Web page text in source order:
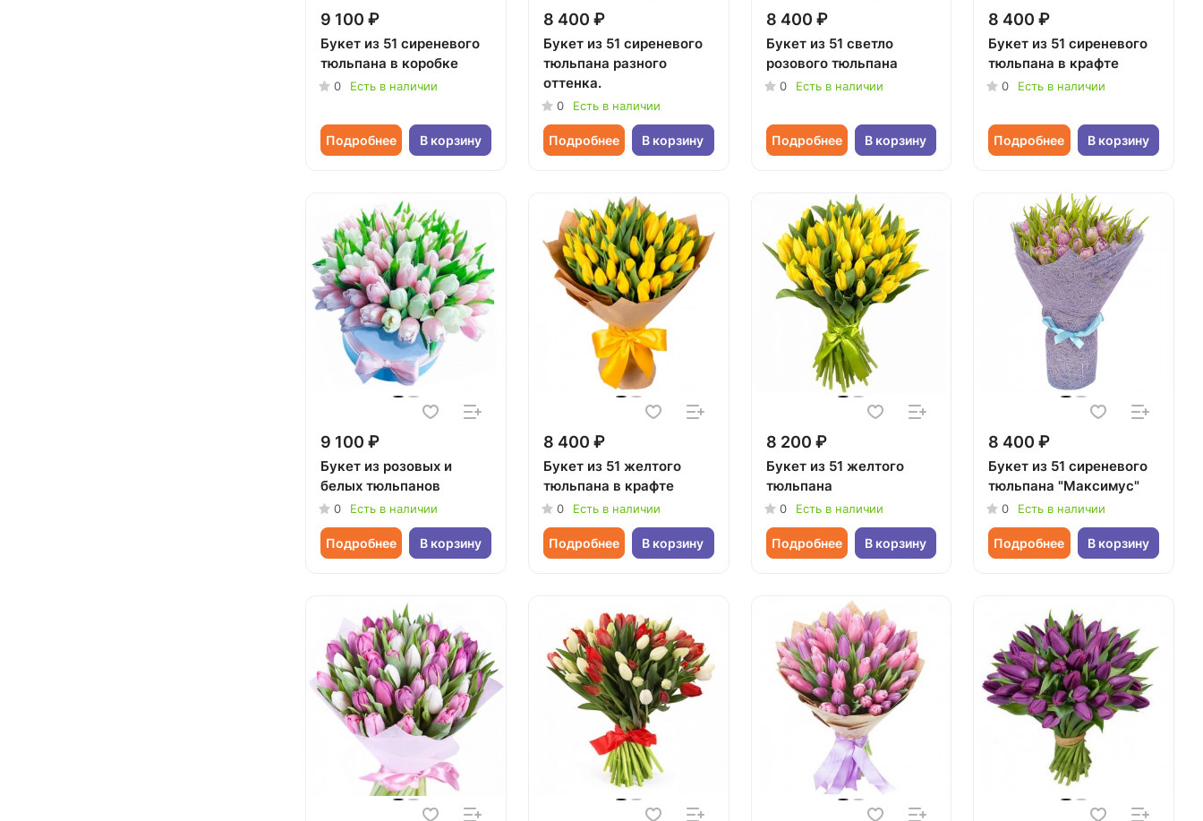
9 100 ₽
Букет из 51 сиреневого
тюльпана в коробке
0 Есть в наличии
Подробнее В корзину
8 400 ₽
Букет из 51 сиреневого
тюльпана разного
оттенка.
0 Есть в наличии
Подробнее В корзину
8 400 ₽
Букет из 51 светло
розового тюльпана
0 Есть в наличии
Подробнее В корзину
8 400 ₽
Букет из 51 сиреневого
тюльпана в крафте
0 Есть в наличии
Подробнее В корзину
9 100 ₽
Букет из розовых и
белых тюльпанов
0 Есть в наличии
Подробнее В корзину
8 400 ₽
Букет из 51 желтого
тюльпана в крафте
0 Есть в наличии
Подробнее В корзину
8 200 ₽
Букет из 51 желтого
тюльпана
0 Есть в наличии
Подробнее В корзину
8 400 ₽
Букет из 51 сиреневого
тюльпана "Максимус"
0 Есть в наличии
Подробнее В корзину